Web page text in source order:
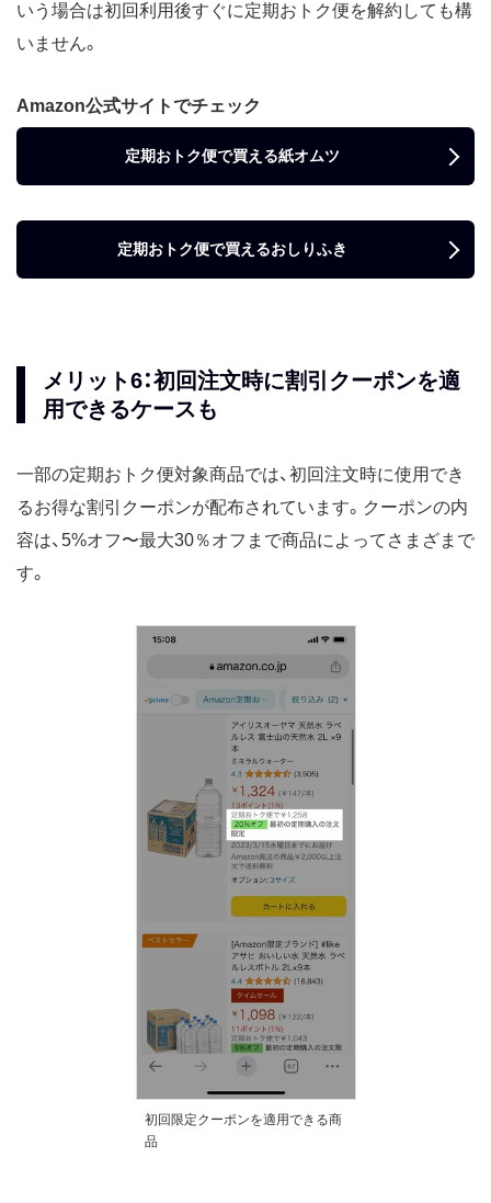
いう場合は初回利用後すぐに定期おトク便を解約しても構
いません。
Amazon公式サイトでチェック
定期おトク便で買える紙オムツ
定期おトク便で買えるおしりふき
メリット6：初回注文時に割引クーポンを適
用できるケースも
一部の定期おトク便対象商品では、初回注文時に使用でき
るお得な割引クーポンが配布されています。クーポンの内
容は、5%オフ〜最大30％オフまで商品によってさまざまで
す。
初回限定クーポンを適用できる商
品